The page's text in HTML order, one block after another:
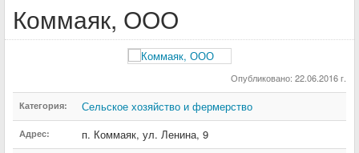
Коммаяк, ООО
Опубликовано: 22.06.2016 г.
Категория: Сельское хозяйство и фермерство
Адрес: п. Коммаяк, ул. Ленина, 9